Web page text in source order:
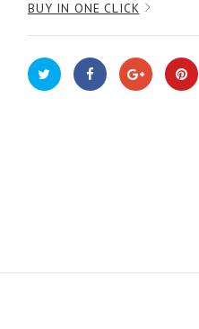
BUY IN ONE CLICK